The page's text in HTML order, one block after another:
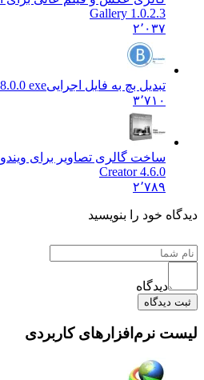
Gallery 1.0.2.3
۲٬۰۳۷
تبدیل بچ به فایل اجراییexe
۳٬۷۱۰
ساخت گالری تصاویر برای
Creator 4.6.0
۲٬۷۸۹
دیدگاه خود را بنویسید
دیدگاه
ثبت دیدگاه
لیست نرم‌افزارهای کاربردی